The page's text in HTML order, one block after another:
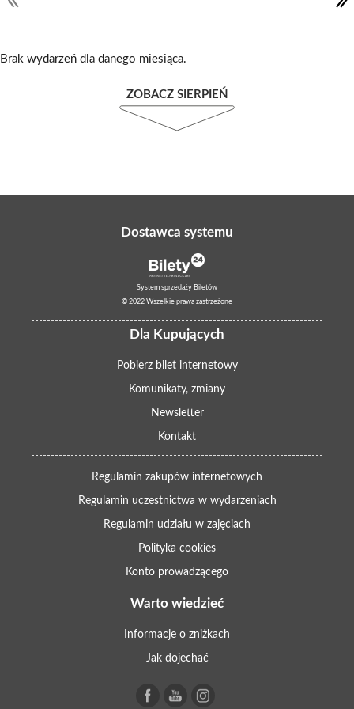
Brak wydarzeń dla danego miesiąca.
ZOBACZ SIERPIEŃ
Dostawca systemu
System sprzedaży Biletów
© 2022 Wszelkie prawa zastrzeżone
Dla Kupujących
Pobierz bilet internetowy
Komunikaty, zmiany
Newsletter
Kontakt
Regulamin zakupów internetowych
Regulamin uczestnictwa w wydarzeniach
Regulamin udziału w zajęciach
Polityka cookies
Konto prowadzącego
Warto wiedzieć
Informacje o zniżkach
Jak dojechać